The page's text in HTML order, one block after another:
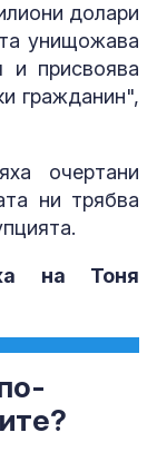
долари
унищожава
и присвоява
гражданин",
очертани
ни трябва
на Тоня